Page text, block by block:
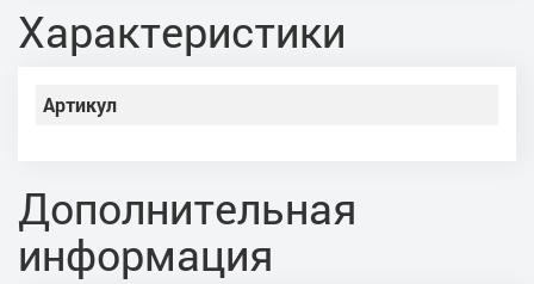
Характеристики
Артикул
Дополнительная
информация